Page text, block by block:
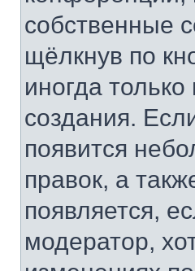
собственные
щёлкнув по
иногда
создания.
появится
правок, а
появляется,
модератор,